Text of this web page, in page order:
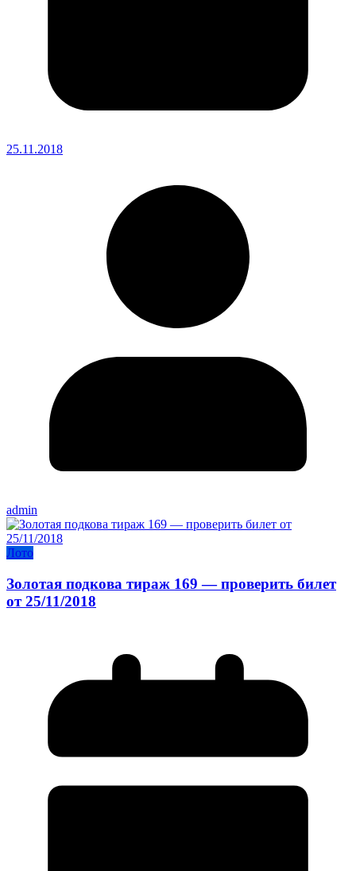
25.11.2018
admin
Лото
Золотая подкова тираж 169 — проверить билет
от 25/11/2018